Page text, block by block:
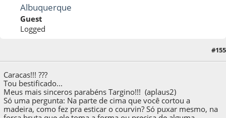
Albuquerque
Guest
Logged
#155
Caracas!!! ???
Tou bestificado...
Meus mais sinceros parabéns Targino!!! (aplaus2)
Só uma pergunta: Na parte de cima que você cortou a
madeira, como fez pra esticar o courvin? Só puxar mesmo, na